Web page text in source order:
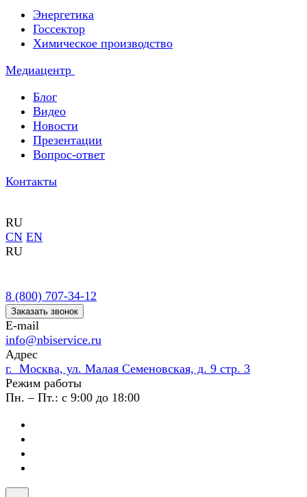
Энергетика
Госсектор
Химическое производство
Медиацентр
Блог
Видео
Новости
Презентации
Вопрос-ответ
Контакты
RU
CN EN
RU
8 (800) 707-34-12
Заказать звонок
E-mail
info@nbiservice.ru
Адрес
г. Москва, ул. Малая Семеновская, д. 9 стр. 3
Режим работы
Пн. – Пт.: с 9:00 до 18:00